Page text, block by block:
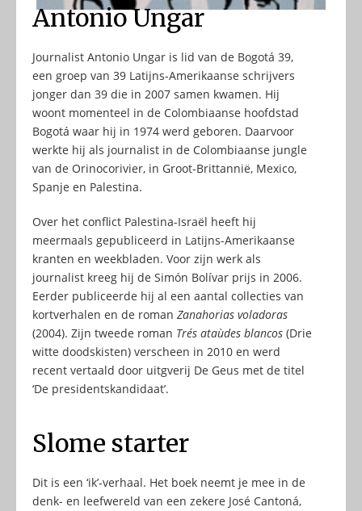
Antonio Ungar
Journalist Antonio Ungar is lid van de Bogotá 39,
een groep van 39 Latijns-Amerikaanse schrijvers
jonger dan 39 die in 2007 samen kwamen. Hij
woont momenteel in de Colombiaanse hoofdstad
Bogotá waar hij in 1974 werd geboren. Daarvoor
werkte hij als journalist in de Colombiaanse jungle
van de Orinocorivier, in Groot-Brittannië, Mexico,
Spanje en Palestina.
Over het conflict Palestina-Israël heeft hij
meermaals gepubliceerd in Latijns-Amerikaanse
kranten en weekbladen. Voor zijn werk als
journalist kreeg hij de Simón Bolívar prijs in 2006.
Eerder publiceerde hij al een aantal collecties van
kortverhalen en de roman Zanahorias voladoras
(2004). Zijn tweede roman Trés ataùdes blancos (Drie
witte doodskisten) verscheen in 2010 en werd
recent vertaald door uitgverij De Geus met de titel
‘De presidentskandidaat’.
Slome starter
Dit is een ‘ik’-verhaal. Het boek neemt je mee in de
denk- en leefwereld van een zekere José Cantoná,